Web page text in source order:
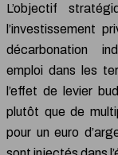
L’objectif
l’investissement
décarbonation
emploi dans les
l’effet de levier
plutôt que de
pour un euro